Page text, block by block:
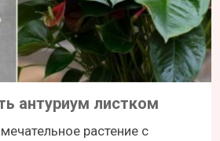
антуриум листком
растение с